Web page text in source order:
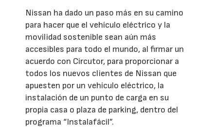
Nissan ha dado un paso más en su camino
para hacer que el vehículo eléctrico y la
movilidad sostenible sean aún más
accesibles para todo el mundo, al firmar un
acuerdo con Circutor, para proporcionar a
todos los nuevos clientes de Nissan que
apuesten por un vehículo eléctrico, la
instalación de un punto de carga en su
propia casa o plaza de parking, dentro del
programa “Instalafácil”.